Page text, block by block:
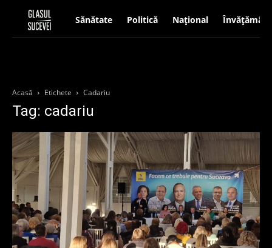
Sănătate Politică Național Învățământ
Acasă Etichete Cadariu
Tag: cadariu